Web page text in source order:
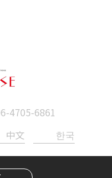
4705-6861
中文 한국